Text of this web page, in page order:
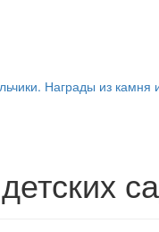
Награды из камня